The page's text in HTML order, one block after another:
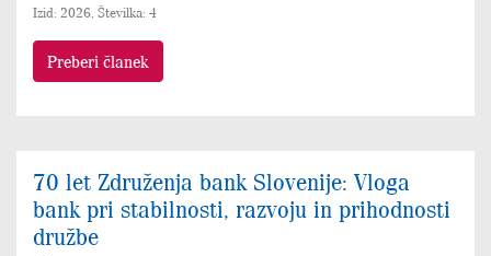
Izid: 2026, Številka: 4
Preberi članek
70 let Združenja bank Slovenije: Vloga
bank pri stabilnosti, razvoju in prihodnosti
družbe